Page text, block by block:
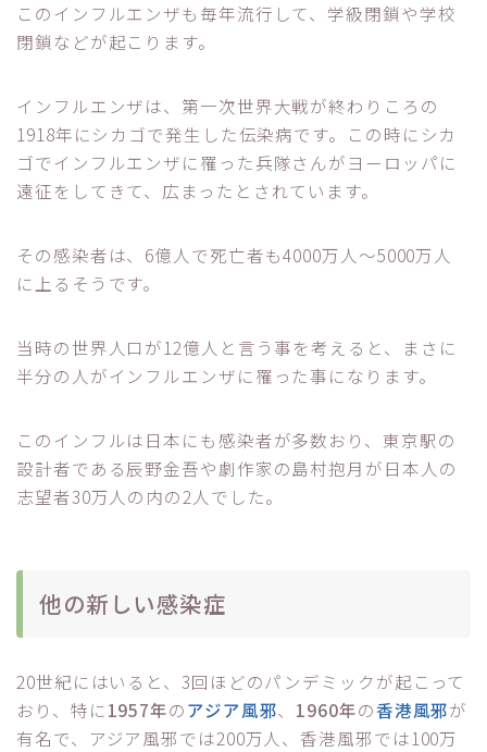
このインフルエンザも毎年流行して、学級閉鎖や学校
閉鎖などが起こります。
インフルエンザは、第一次世界大戦が終わりころの
1918年にシカゴで発生した伝染病です。この時にシカ
ゴでインフルエンザに罹った兵隊さんがヨーロッパに
遠征をしてきて、広まったとされています。
その感染者は、6億人で死亡者も4000万人～5000万人
に上るそうです。
当時の世界人口が12億人と言う事を考えると、まさに
半分の人がインフルエンザに罹った事になります。
このインフルは日本にも感染者が多数おり、東京駅の
設計者である辰野金吾や劇作家の島村抱月が日本人の
志望者30万人の内の2人でした。
他の新しい感染症
20世紀にはいると、3回ほどのパンデミックが起こって
おり、特に1957年のアジア風邪、 1960年の香港風邪が
有名で、アジア風邪では200万人、香港風邪では100万